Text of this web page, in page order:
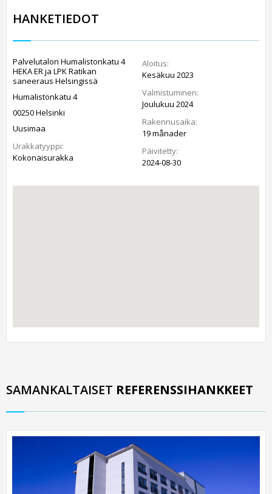
HANKETIEDOT
Palvelutalon Humalistonkatu 4
HEKA ER ja LPK Ratikan
saneeraus Helsingissä
Humalistonkatu 4
00250 Helsinki
Uusimaa
Urakkatyyppi:
Kokonaisurakka
Aloitus:
Kesäkuu 2023
Valmistuminen:
Joulukuu 2024
Rakennusaika:
19 månader
Päivitetty:
2024-08-30
SAMANKALTAISET REFERENSSIHANKKEET